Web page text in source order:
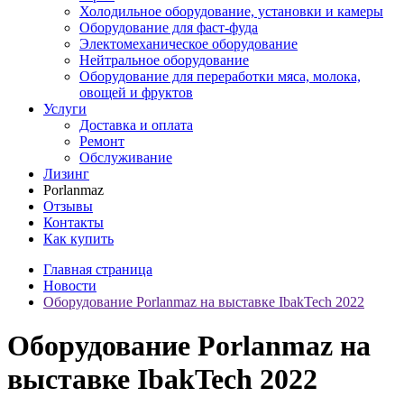
Холодильное оборудование, установки и камеры
Оборудование для фаст-фуда
Электомеханическое оборудование
Нейтральное оборудование
Оборудование для переработки мяса, молока,
овощей и фруктов
Услуги
Доставка и оплата
Ремонт
Обслуживание
Лизинг
Porlanmaz
Отзывы
Контакты
Как купить
Главная страница
Новости
Оборудование Porlanmaz на выставке IbakTech 2022
Оборудование Porlanmaz на
выставке IbakTech 2022